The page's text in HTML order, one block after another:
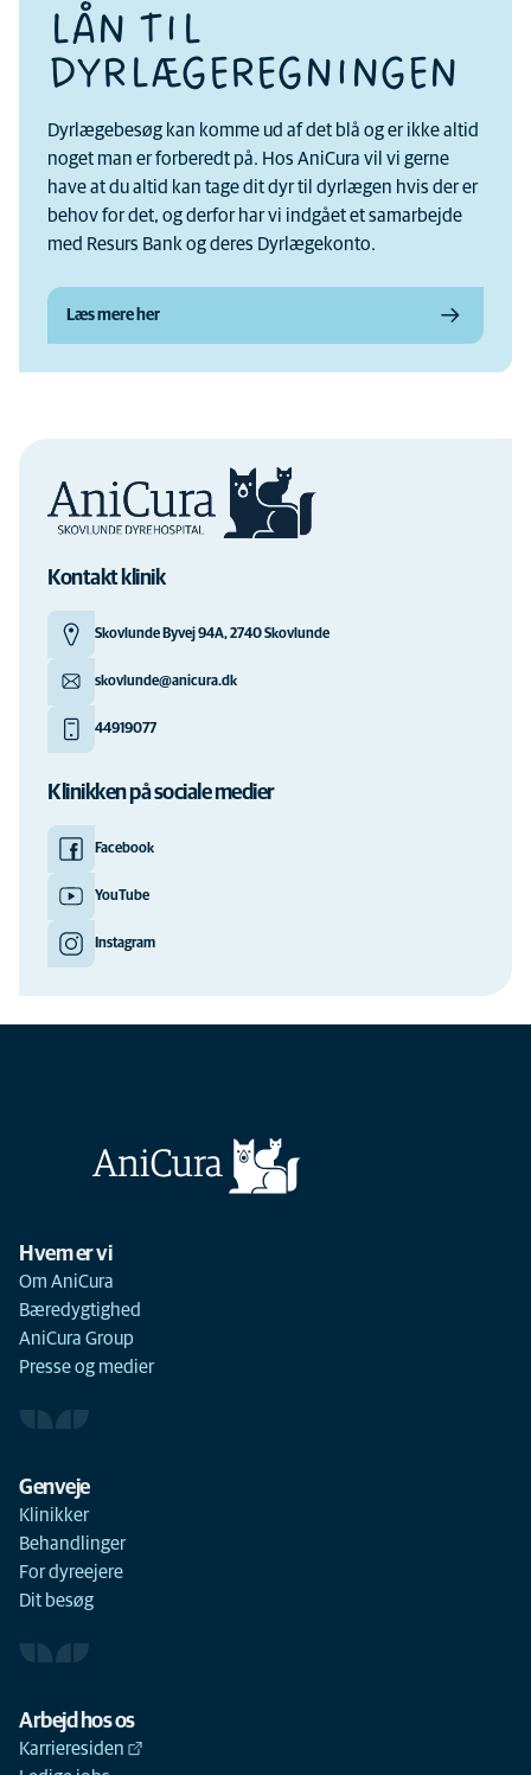
LÅN TIL
DYRLÆGEREGNINGEN
Dyrlægebesøg kan komme ud af det blå og er ikke altid
noget man er forberedt på. Hos AniCura vil vi gerne
have at du altid kan tage dit dyr til dyrlægen hvis der er
behov for det, og derfor har vi indgået et samarbejde
med Resurs Bank og deres Dyrlægekonto.
Læs mere her
Kontakt klinik
Skovlunde Byvej 94A, 2740 Skovlunde
skovlunde@anicura.dk
44919077
Klinikken på sociale medier
Facebook
YouTube
Instagram
Hvem er vi
Om AniCura
Bæredygtighed
AniCura Group
Presse og medier
Genveje
Klinikker
Behandlinger
For dyreejere
Dit besøg
Arbejd hos os
Karrieresiden